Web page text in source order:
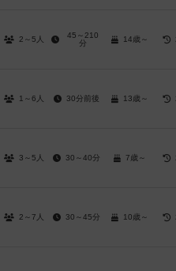
2～5人
45～210
分
14歳～
1～6人 30分前後 13歳～
3～5人 30～40分 7歳～
2～7人 30～45分 10歳～